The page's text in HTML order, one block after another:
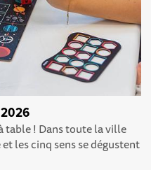
table ! Dans toute la ville
les cinq sens se dégustent